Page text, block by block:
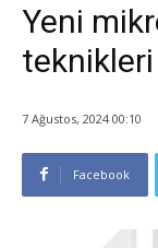
Yeni
7 Ağustos, 2024 00:10
Facebook